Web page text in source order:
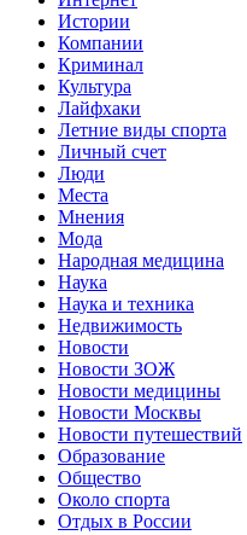
Истории
Компании
Криминал
Культура
Лайфхаки
Летние виды спорта
Личный счет
Люди
Места
Мнения
Мода
Народная медицина
Наука
Наука и техника
Недвижимость
Новости
Новости ЗОЖ
Новости медицины
Новости Москвы
Новости путешествий
Образование
Общество
Около спорта
Отдых в России